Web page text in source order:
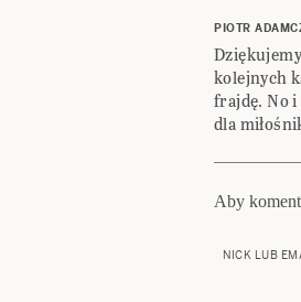
PIOTR
kolejnych
frajdę. No i
dla
Aby
NICK LUB